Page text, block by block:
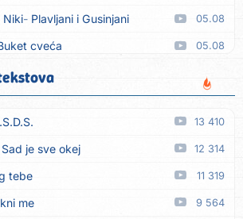
Niki Plavljani i Gusinjani 05.08
cveća 05.08
Ali, Ali
2 05.08
u najavi 05.08
Kao zver 05.08
Čujem mili 05.08
Prvi cvijet 05.08
13 410
Sad je sve okej 12 314
tebe 11 319
me 9 564